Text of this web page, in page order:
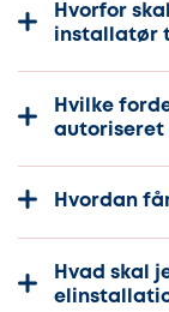
Hvorfor
installatør
Hvilke
Hvordan
Hvad skal